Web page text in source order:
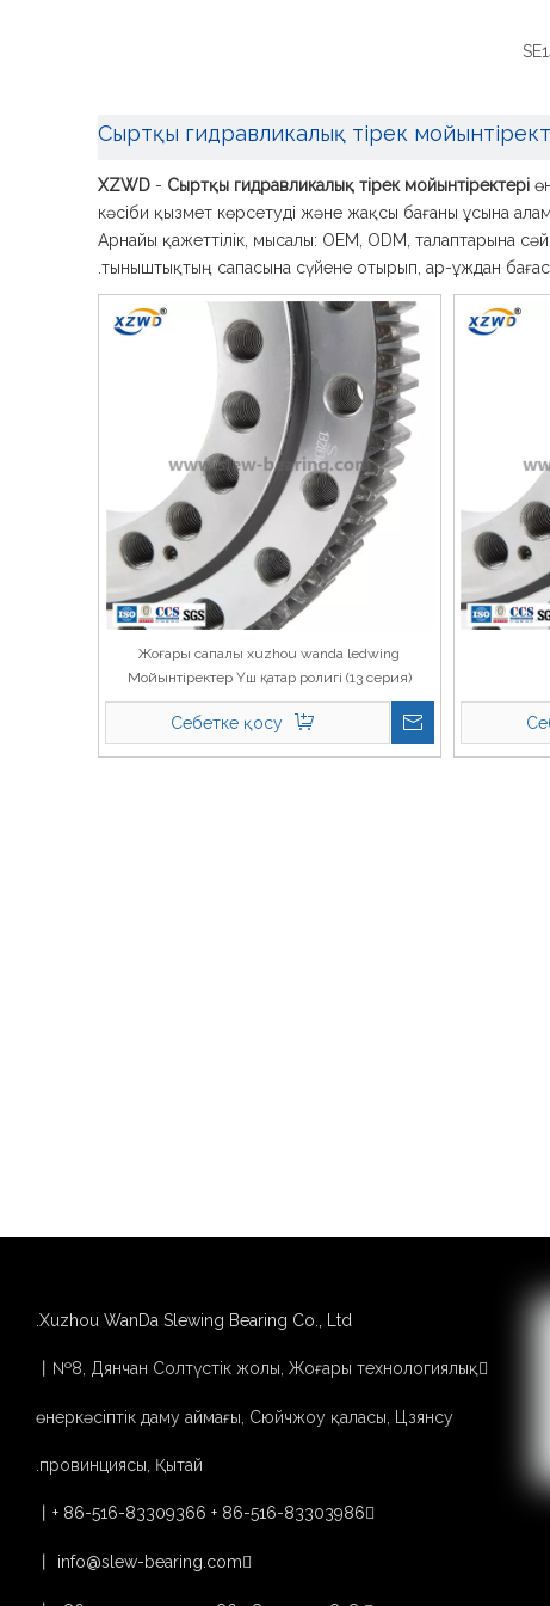
Сыртқы гидравликалық тірек
XZWD - Сыртқы гидравликалық тірек мойынтіректері
кәсіби қызмет көрсетуді және жақсы бағаны ұсына
Арнайы қажеттілік, мысалы: OEM, ODM, талаптарына
тыныштықтың сапасына сүйене отырып, ар-ұждан
Жоғары сапалы xuzhou wanda ledwing
Мойынтіректер Үш қатар ролигі (13 серия)
Себетке қосу
Xuzhou WanDa Slewing Bearing Co., Ltd.

丨№8, Дянчан Солтүстік жолы, Жоғары технологиялық
өнеркәсіптік даму аймағы, Сюйчжоу қаласы, Цзянсу
провинциясы, Қытай.

+ 86-516-83309366 + 86-516-83303986

info@slew-bearing.com